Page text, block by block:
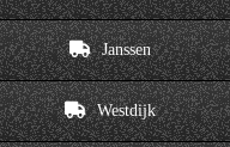
Janssen
Westdijk